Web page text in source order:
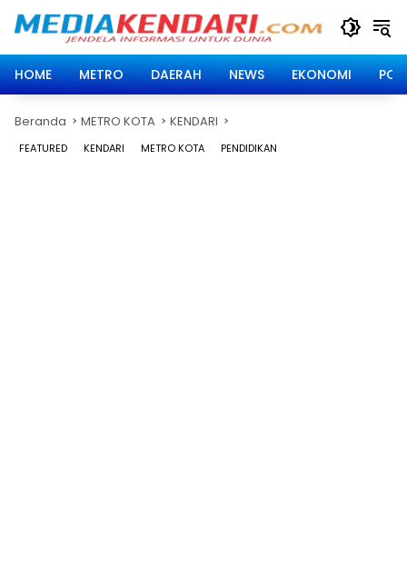
HOME
METRO DAERAH NEWS EKONOMI
Beranda METRO KOTA KENDARI
FEATURED KENDARI METRO KOTA PENDIDIKAN